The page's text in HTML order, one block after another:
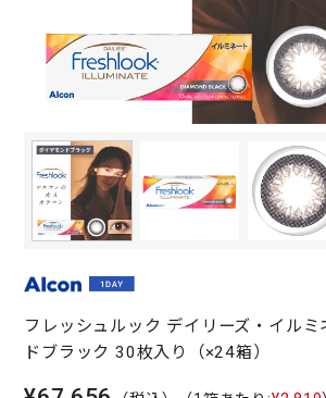
フレッシュルック デイリーズ・イル
ドブラック 30枚入り（×24箱）